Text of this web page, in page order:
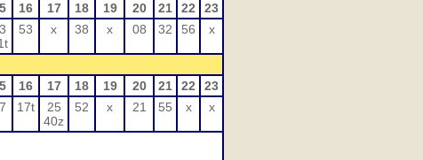
16 17 18 19 20 21 22
23
53 x 38 x 08 32 56 x
16 17 18 19 20 21 22
23
17t
25
40z
52 x 21 55 x x